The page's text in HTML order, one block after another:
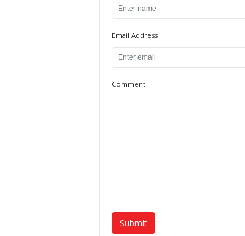
Email Address
Comment